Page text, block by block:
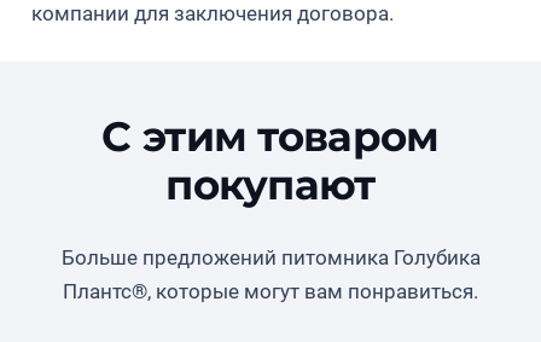
компании для заключения договора.
С этим товаром
покупают
Больше предложений питомника Голубика
Плантс®, которые могут вам понравиться.